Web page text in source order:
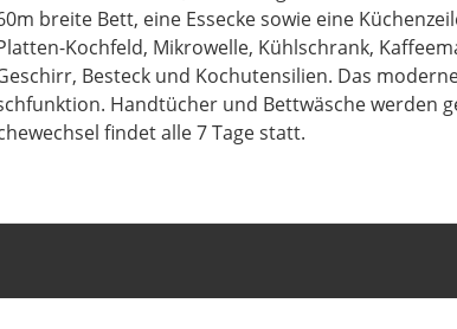
breite Bett, eine Essecke sowie eine
Kochfeld, Mikrowelle, Kühlschrank,
Besteck und Kochutensilien. Das
Handtücher und Bettwäsche werden
findet alle 7 Tage statt.